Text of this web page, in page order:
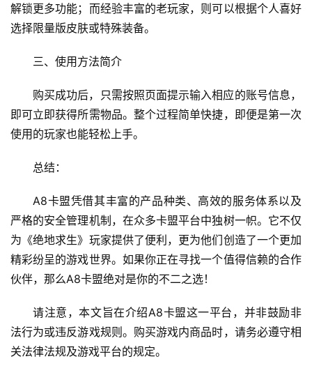
解锁更多功能；而经验丰富的老玩家，则可以根据个人喜好
选择限量版皮肤或特殊装备。
三、使用方法简介
购买成功后，只需按照页面提示输入相应的账号信息，
即可立即获得所需物品。整个过程简单快捷，即便是第一次
使用的玩家也能轻松上手。
总结：
A8卡盟凭借其丰富的产品种类、高效的服务体系以及
严格的安全管理机制，在众多卡盟平台中独树一帜。它不仅
为《绝地求生》玩家提供了便利，更为他们创造了一个更加
精彩纷呈的游戏世界。如果你正在寻找一个值得信赖的合作
伙伴，那么A8卡盟绝对是你的不二之选！
请注意，本文旨在介绍A8卡盟这一平台，并非鼓励非
法行为或违反游戏规则。购买游戏内商品时，请务必遵守相
关法律法规及游戏平台的规定。